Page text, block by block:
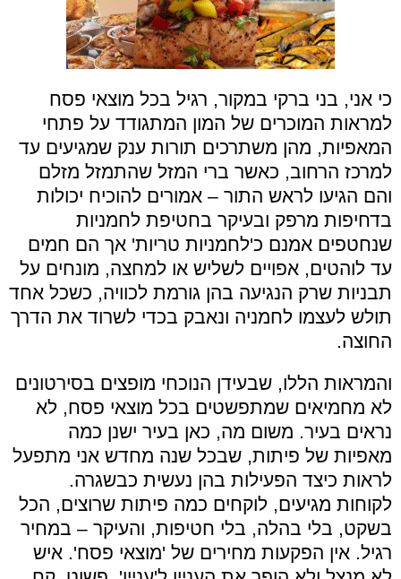
כי אני, בני ברקי במקור, רגיל בכל מוצאי פסח
למראות המוכרים של המון המתגודד על פתחי
המאפיות, מהן משתרכים תורות ענק שמגיעים עד
למרכז הרחוב, כאשר ברי המזל שהתמזל מזלם
והם הגיעו לראש התור – אמורים להוכיח יכולות
בדחיפות מרפק ובעיקר בחטיפת לחמניות
שנחטפים אמנם כ'לחמניות טריות' אך הם חמים
עד לוהטים, אפויים לשליש או למחצה, מונחים על
תבניות שרק הנגיעה בהן גורמת לכוויה, כשכל אחד
תולש לעצמו לחמניה ונאבק בכדי לשרוד את הדרך
החוצה.
והמראות הללו, שבעידן הנוכחי מופצים בסירטונים
לא מחמיאים שמתפשטים בכל מוצאי פסח, לא
נראים בעיר. משום מה, כאן בעיר ישנן כמה
מאפיות של פיתות, שבכל שנה מחדש אני מתפעל
לראות כיצד הפעילות בהן נעשית כבשגרה.
לקוחות מגיעים, לוקחים כמה פיתות שרוצים, הכל
בשקט, בלי בהלה, בלי חטיפות, והעיקר – במחיר
רגיל. אין הפקעות מחירים של 'מוצאי פסח'. איש